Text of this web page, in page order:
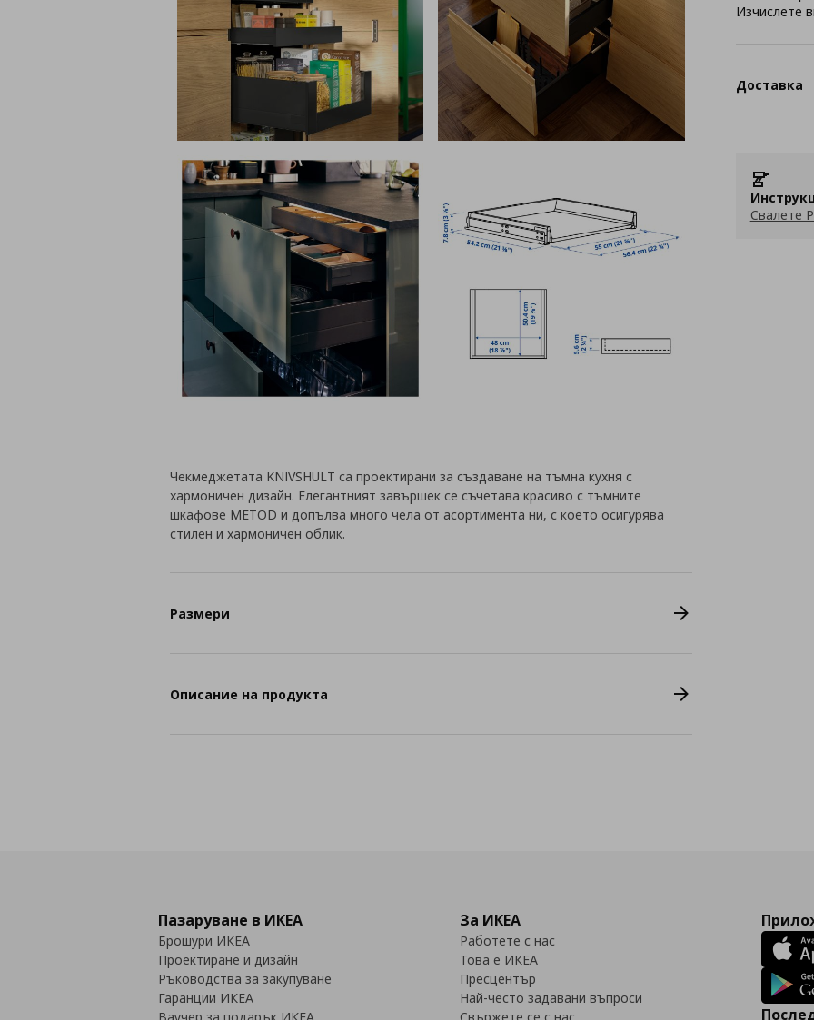
Изчислете
Доставка
Свалете
Чекмеджетата KNIVSHULT са проектирани за създаване на тъмна кухня с
хармоничен дизайн. Елегантният завършек се съчетава красиво с тъмните
шкафове METOD и допълва много чела от асортимента ни, с което осигурява
стилен и хармоничен облик.
Размери
Описание на продукта
Пазаруване в ИКЕА
Брошури ИКЕА
Проектиране и дизайн
Ръководства за закупуване
Гаранции ИКЕА
За ИКЕА
Работете с нас
Това е ИКЕА
Пресцентър
Най-често задавани въпроси